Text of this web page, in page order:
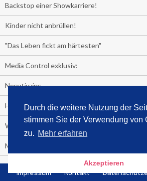
Durch die weitere Nutzung der
stimmen Sie der Verwendung von
zu. Mehr erfahren
Akzeptieren
Backstop einer Showkarriere!
Kinder nicht anbrüllen!
"Das Leben fickt am härtesten"
Media Control exklusiv:
Negativzins
Heute ist Tag des Malbuchs
Welches Auto fahren Sie?
Media Control ermittelt: Das ist der
Rammstein, "Tatort" und ein Känguru an der
Impressum Kontakt